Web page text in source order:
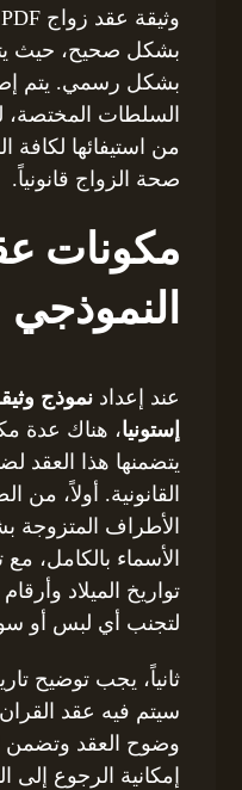
بشكل صحيح، حيث
بشكل رسمي. يتم
السلطات المختصة،
من استيفائها
صحة الزواج قانونياً.
مكونات
النموذجي
عند إعداد
إستونيا، هناك عدة
يتضمنها هذا العقد
القانونية. أولاً،
الأطراف
الأسماء بالكامل،
تواريخ الميلاد
لتجنب أي لبس أو
ثانياً، يجب توضيح
سيتم فيه عقد
وضوح العقد وتضمن
إمكانية الرجوع إلى